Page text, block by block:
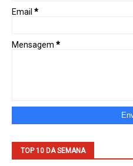
Email *
Mensagem *
TOP 10 DA SEMANA